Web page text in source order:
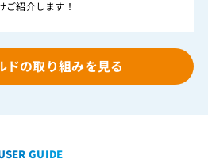
ご紹介します！
ドの取り組みを見る
GUIDE